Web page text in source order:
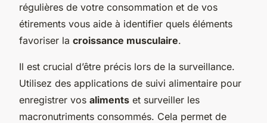
régulières de votre consommation et de vos
étirements vous aide à identifier quels éléments
favoriser la croissance musculaire.
Il est crucial d’être précis lors de la surveillance.
Utilisez des applications de suivi alimentaire pour
enregistrer vos aliments et surveiller les
macronutriments consommés. Cela permet de